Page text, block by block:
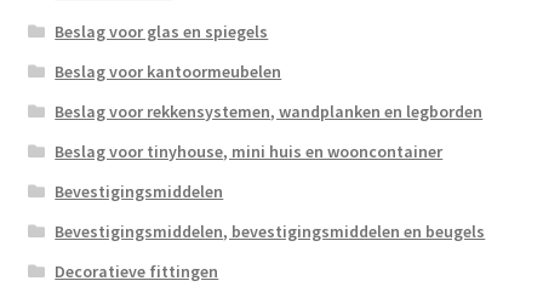
Beslag voor glas en spiegels
Beslag voor kantoormeubelen
Beslag voor rekkensystemen, wandplanken en legborden
Beslag voor tinyhouse, mini huis en wooncontainer
Bevestigingsmiddelen
Bevestigingsmiddelen, bevestigingsmiddelen en beugels
Decoratieve fittingen